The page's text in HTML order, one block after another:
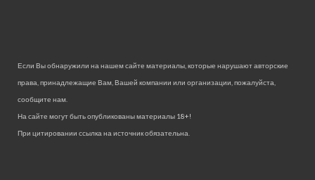
Если Вы обнаружили на нашем сайте материалы, которые нарушают авторские
права, принадлежащие Вам, Вашей компании или организации, пожалуйста,
сообщите нам.
На сайте могут быть опубликованы материалы 18+!
При цитировании ссылка на источник обязательна.